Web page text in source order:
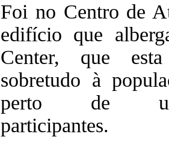
Foi no Centro de
edifício que
Center, que
sobretudo à
perto de